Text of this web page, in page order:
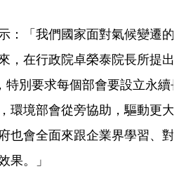
：「我們國家面對氣候變遷的
，在行政院卓榮泰院長所提出
特別要求每個部會要設立永續
環境部會從旁協助，驅動更大
也會全面來跟企業界學習、對
果。」